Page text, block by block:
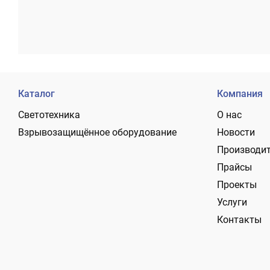
Каталог
Светотехника
Взрывозащищённое оборудование
Компания
О нас
Новости
Прайсы
Проекты
Услуги
Контакты